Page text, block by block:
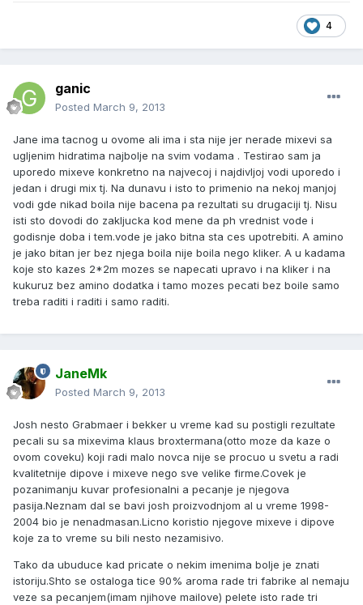
4
ganic
Posted March 9, 2013
Jane ima tacnog u ovome ali ima i sta nije jer nerade mixevi sa
ugljenim hidratima najbolje na svim vodama . Testirao sam ja
uporedo mixeve konkretno na najvecoj i najdivljoj vodi uporedo i
jedan i drugi mix tj. Na dunavu i isto to primenio na nekoj manjoj
vodi gde nikad boila nije bacena pa rezultati su drugaciji tj. Nisu
isti sto dovodi do zakljucka kod mene da ph vrednist vode i
godisnje doba i tem.vode je jako bitna sta ces upotrebiti. A amino
je jako bitan jer bez njega boila nije boila nego kliker. A u kadama
koje sto kazes 2*2m mozes se napecati upravo i na kliker i na
kukuruz bez amino dodatka i tamo mozes pecati bez boile samo
treba raditi i raditi i samo raditi.
JaneMk
Posted March 9, 2013
Josh nesto Grabmaer i bekker u vreme kad su postigli rezultate
pecali su sa mixevima klaus broxtermana(otto moze da kaze o
ovom coveku) koji radi malo novca nije se procuo u svetu a radi
kvalitetnije dipove i mixeve nego sve velike firme.Covek je
pozanimanju kuvar profesionalni a pecanje je njegova
pasija.Neznam dal se bavi josh proizvodnjom al u vreme 1998-
2004 bio je nenadmasan.Licno koristio njegove mixeve i dipove
koje za to vreme su bili nesto nezamisivo.
Tako da ubuduce kad pricate o nekim imenima bolje je znati
istoriju.Shto se ostaloga tice 90% aroma rade tri fabrike al nemaju
veze sa pecanjem(imam njihove mailove) pelete isto rade tri